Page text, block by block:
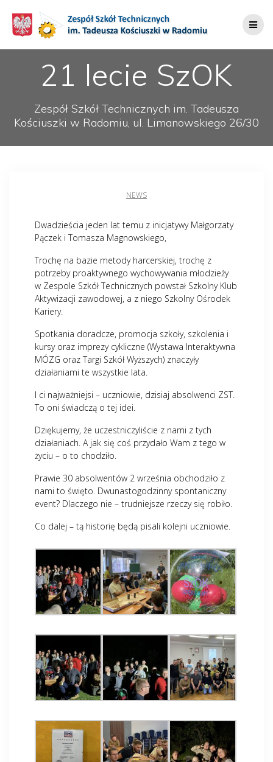
do
treści
21 lecie SzOK
Zespół Szkół Technicznych im. Tadeusza
Kościuszki w Radomiu, ul. Limanowskiego 26/30
NEWS
Dwadzieścia jeden lat temu z inicjatywy Małgorzaty
Pączek i Tomasza Magnowskiego,
Trochę na bazie metody harcerskiej, trochę z
potrzeby proaktywnego wychowywania młodzieży
w Zespole Szkół Technicznych powstał Szkolny Klub
Aktywizacji zawodowej, a z niego Szkolny Ośrodek
Kariery.
Spotkania doradcze, promocja szkoły, szkolenia i
kursy oraz imprezy cykliczne (Wystawa Interaktywna
MÓZG oraz Targi Szkół Wyższych) znaczyły
działaniami te wszystkie lata.
I ci najważniejsi – uczniowie, dzisiaj absolwenci ZST.
To oni świadczą o tej idei.
Dziękujemy, że uczestniczyliście z nami z tych
działaniach. A jak się coś przydało Wam z tego w
życiu – o to chodziło.
Prawie 30 absolwentów 2 września obchodziło z
nami to święto. Dwunastogodzinny spontaniczny
event? Dlaczego nie – trudniejsze rzeczy się robiło.
Co dalej – tą historię będą pisali kolejni uczniowie.